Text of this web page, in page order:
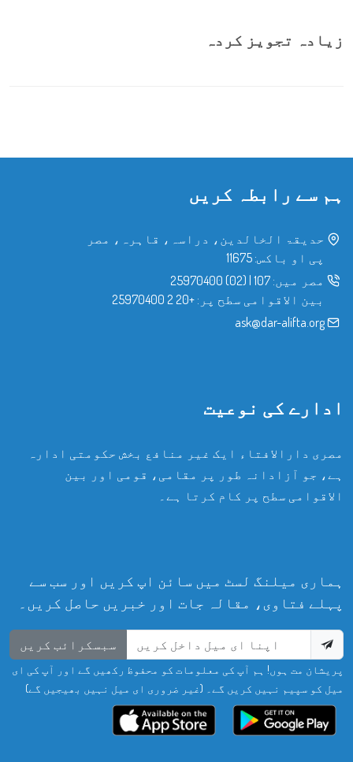
زیادہ تجویز کردہ
ہم سے رابطہ کریں
حدیقۃ الخالدین، دراسہ، قاہرہ، مصر
پی او باکس: 11675
مصر میں: 107
|
(02) 25970400
بین الاقوامی سطح پر: +20 2 25970400
ask@dar-alifta.org
ادارے کی نوعیت
مصری دارالافتاء ایک غیر منافع بخش حکومتی ادارہ
ہے، جو آزادانہ طور پر مقامی، قومی اور بین
الاقوامی سطح پر کام کرتا ہے۔
ہماری میلنگ لسٹ میں سائن اپ کریں اور سب سے
پہلے فتاوی، مقالہ جات اور خبریں حاصل کریں۔
سبسکرائب کریں
پریشان مت ہوں! ہم آپ کی معلومات کو محفوظ رکھیں گے اور آپ کی ای
میل کو سپیم نہیں کریں گے۔ (غیر ضروری ای میل نہیں بھیجیں گے)